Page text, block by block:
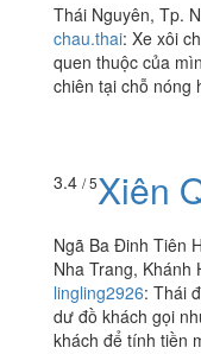
Thái Nguyên, Tp.
chau.thai: Xe xôi
quen thuộc của
chiên tại chỗ nóng
3.4 / 5Xiên
Ngã Ba Đinh Tiên
Nha Trang, Khánh
lingling2926: Thái
dư đồ khách gọi
khách để tính tiền